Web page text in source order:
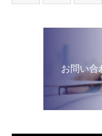
お問い合